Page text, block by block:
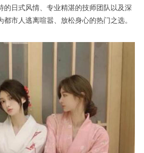
的日式风情、专业精湛的技师团队以及深
都市人逃离喧嚣、放松身心的热门之选。